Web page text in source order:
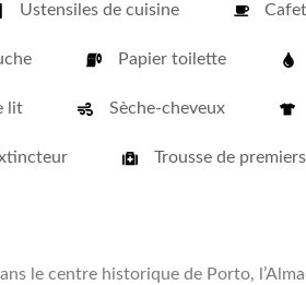
Ustensiles de cuisine
Papier toilette
lit Sèche-cheveux
Trousse de
le centre historique de Porto,